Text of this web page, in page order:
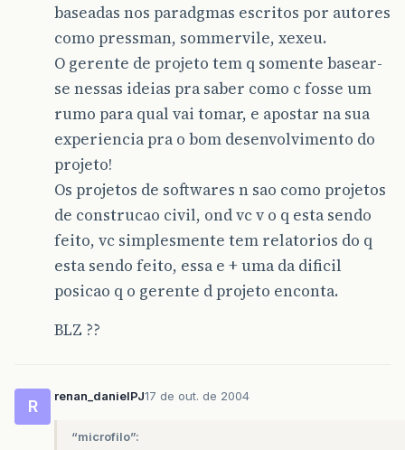
baseadas nos paradgmas escritos por autores
como pressman, sommervile, xexeu.
O gerente de projeto tem q somente basear-
se nessas ideias pra saber como c fosse um
rumo para qual vai tomar, e apostar na sua
experiencia pra o bom desenvolvimento do
projeto!
Os projetos de softwares n sao como projetos
de construcao civil, ond vc v o q esta sendo
feito, vc simplesmente tem relatorios do q
esta sendo feito, essa e + uma da dificil
posicao q o gerente d projeto enconta.
BLZ ??
R
renan_danielPJ17 de out. de 2004
“microfilo”: